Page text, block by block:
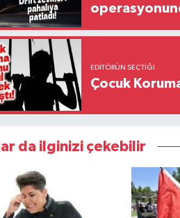
EDITÖRÜN SEÇTIĞI
Çocuk
da ilginizi çekebilir